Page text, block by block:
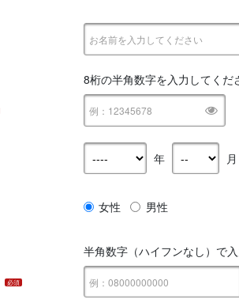
8桁の半角数字を入力してくだ
年 月
女性 男性
必須
半角数字（ハイフンなし）で